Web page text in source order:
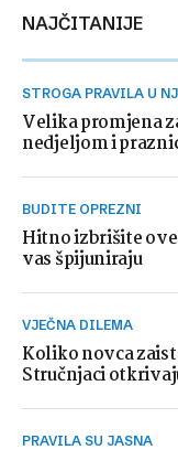
NAJČITANIJE
STROGA PRAVILA U
Velika promjena
nedjeljom i
BUDITE OPREZNI
Hitno izbrišite
vas špijuniraju
VJEČNA DILEMA
Koliko novca
Stručnjaci
PRAVILA SU JASNA